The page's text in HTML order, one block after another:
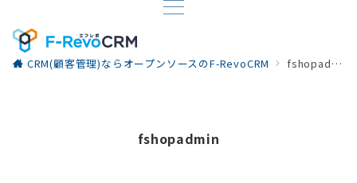
CRM(顧客管理)ならオープンソースのF-RevoCRM fshopadmin
fshopadmin